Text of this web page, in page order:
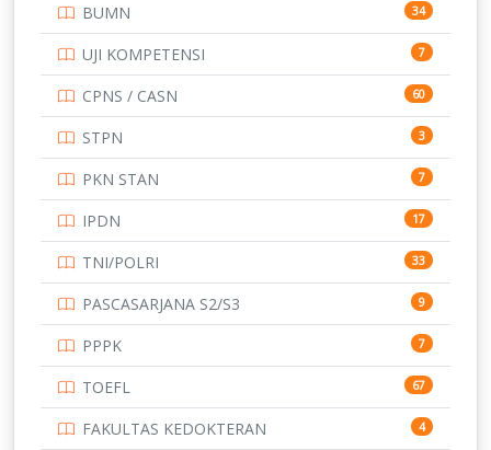
345
UNIVERSITAS AIRLANGGA 15
16
15
15
14
14
UNIVERSITAS CENDRAWASIH 14
15
219
11
BUMN 34
UJI KOMPETENSI 7
CPNS / CASN 60
STPN 3
PKN STAN 7
IPDN 17
TNI/POLRI 33
PASCASARJANA S2/S3 9
PPPK 7
TOEFL 67
FAKULTAS KEDOKTERAN 4